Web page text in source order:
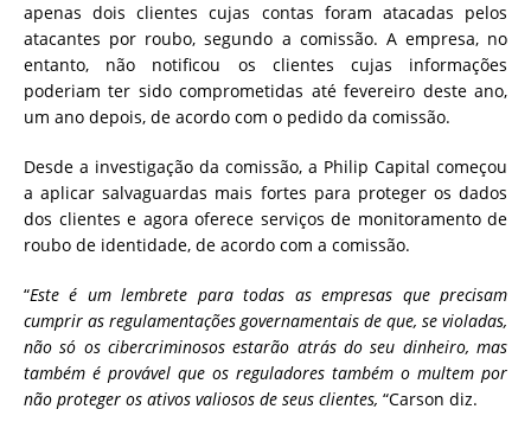
apenas dois clientes cujas contas foram atacadas pelos
atacantes por roubo, segundo a comissão. A empresa, no
entanto, não notificou os clientes cujas informações
poderiam ter sido comprometidas até fevereiro deste ano,
um ano depois, de acordo com o pedido da comissão.
Desde a investigação da comissão, a Philip Capital começou
a aplicar salvaguardas mais fortes para proteger os dados
dos clientes e agora oferece serviços de monitoramento de
roubo de identidade, de acordo com a comissão.
“Este é um lembrete para todas as empresas que precisam
cumprir as regulamentações governamentais de que, se violadas,
não só os cibercriminosos estarão atrás do seu dinheiro, mas
também é provável que os reguladores também o multem por
não proteger os ativos valiosos de seus clientes, “Carson diz.